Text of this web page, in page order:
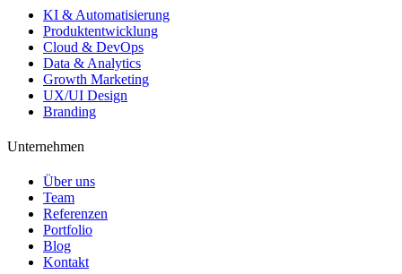
KI & Automatisierung
Produktentwicklung
Cloud & DevOps
Data & Analytics
Growth Marketing
UX/UI Design
Branding
Unternehmen
Über uns
Team
Referenzen
Portfolio
Blog
Kontakt